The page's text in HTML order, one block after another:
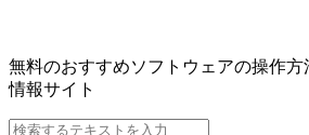
無料のおすすめソフトウェアの操作方
情報サイト